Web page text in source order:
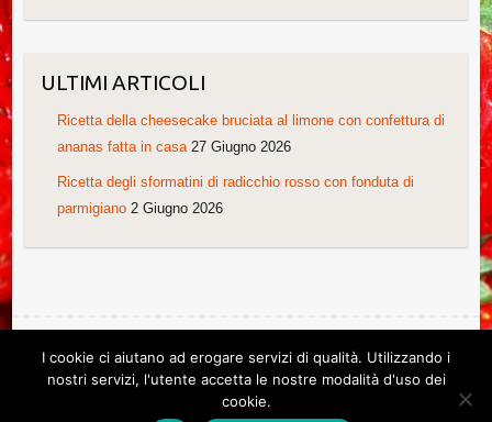
ULTIMI ARTICOLI
Ricetta della cheesecake bruciata al limone con confettura di
ananas fatta in casa 27 Giugno 2026
Ricetta degli sformatini di radicchio rosso con fonduta di
parmigiano 2 Giugno 2026
Copyright © 2026Le ricette di Cristina . Tema diColorlibPowered by
WordPress
I cookie ci aiutano ad erogare servizi di qualità. Utilizzando i
nostri servizi, l'utente accetta le nostre modalità d'uso dei
cookie.